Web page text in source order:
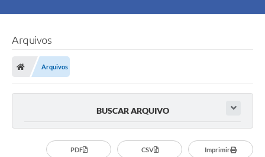
Arquivos
Arquivos
BUSCAR ARQUIVO
PDF CSV Imprimir